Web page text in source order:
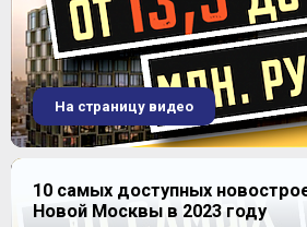
На страницу видео
10 самых доступных
Новой Москвы в 2023 году